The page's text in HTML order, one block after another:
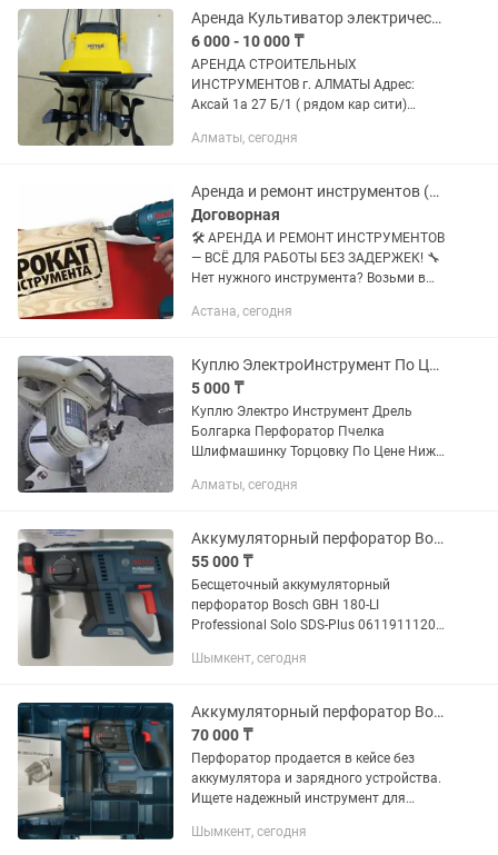
состоянии Надежный инструмент для
вашего ремонта! ...
Аренда Культиватор электрический бензиновый
6 000 - 10 000 ₸
АРЕНДА СТРОИТЕЛЬНЫХ
ИНСТРУМЕНТОВ г. АЛМАТЫ Адрес:
Аксай 1а 27 Б/1 ( рядом кар сити)
рабочем состоянии Надёжный
Доставка по городу...
Алматы, сегодня
Аренда и ремонт инструментов (перфораторы, болгарки и многое другое)
Договорная
🛠️ АРЕНДА И РЕМОНТ ИНСТРУМЕНТОВ
— ВСЁ ДЛЯ РАБОТЫ БЕЗ ЗАДЕРЖЕК! 🔧
Нет нужного инструмента? Возьми в
быстро починим! Мы предлагаем: ✅
Астана, сегодня
Куплю ЭлектроИнструмент По Цене Ниже Рынка Хлам Не предлагать !
5 000 ₸
Куплю Электро Инструмент Дрель
Болгарка Перфоратор Пчелка
Шлифмашинку Торцовку По Цене Ниже
Сколько она стоит в каспии
Алматы, сегодня
Аккумуляторный перфоратор Bosch GBH 180-LI Professional Solo SDS-Plus
55 000 ₸
Бесщеточный аккумуляторный
перфоратор Bosch GBH 180-LI
Professional Solo SDS-Plus 0611911120 -
бетоне, кирпиче и камне, а также для
Шымкент, сегодня
Аккумуляторный перфоратор Bosch GBH 185-LI.
70 000 ₸
Перфоратор продается в кейсе без
аккумулятора и зарядного устройства.
Ищете надежный инструмент для
Аккумуляторный перфоратор Bosch
Шымкент, сегодня